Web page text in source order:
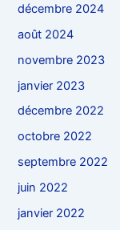
décembre 2024
août 2024
novembre 2023
janvier 2023
décembre 2022
octobre 2022
septembre 2022
juin 2022
janvier 2022